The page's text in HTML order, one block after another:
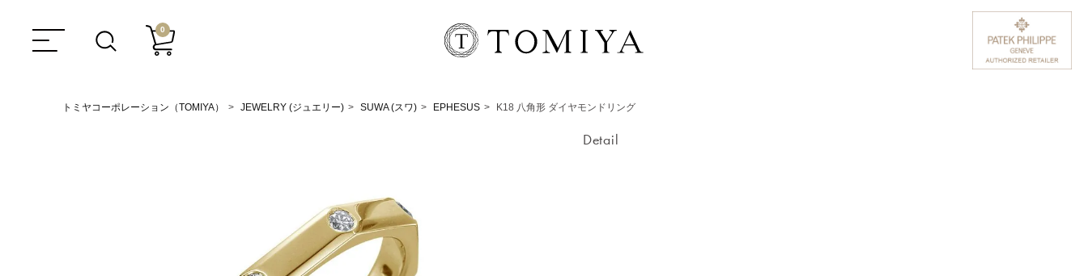
0
トミヤコーポレーション（TOMIYA） JEWELRY (ジュエリー) SUWA (スワ) EPHESUS K18 八角形 ダイヤモンドリング
Detail